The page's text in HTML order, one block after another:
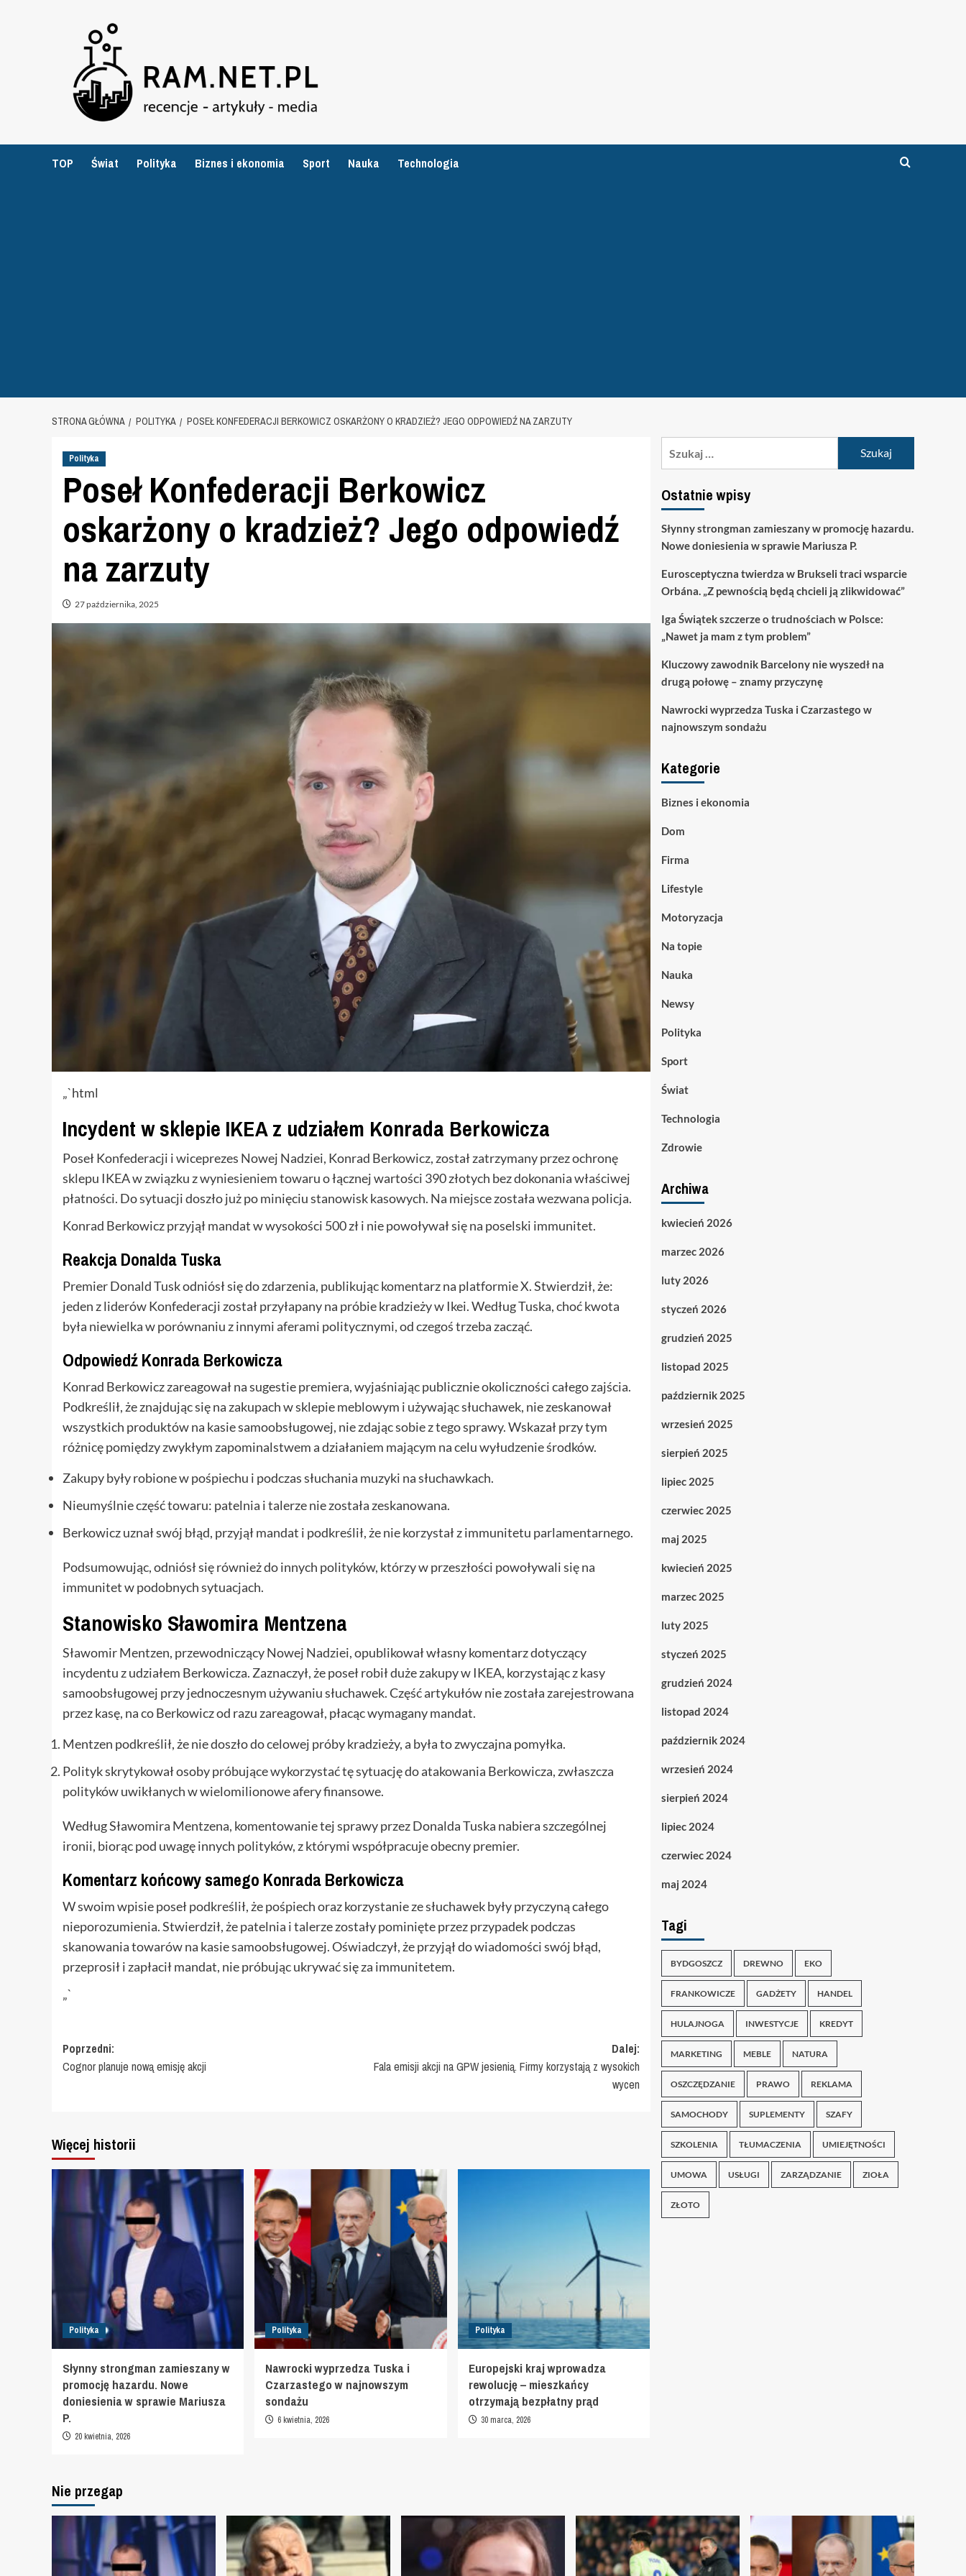
TOP Świat Polityka Biznes i ekonomia Sport Nauka Technologia
STRONA GŁÓWNA POLITYKA POSEŁ KONFEDERACJI BERKOWICZ OSKARŻONY O KRADZIEŻ? JEGO ODPOWIEDŹ NA ZARZUTY
Polityka
Poseł Konfederacji Berkowicz
oskarżony o kradzież? Jego odpowiedź
na zarzuty
27 października, 2025
„`html
Incydent w sklepie IKEA z udziałem Konrada Berkowicza
Poseł Konfederacji i wiceprezes Nowej Nadziei, Konrad Berkowicz, został zatrzymany przez ochronę
sklepu IKEA w związku z wyniesieniem towaru o łącznej wartości 390 złotych bez dokonania właściwej
płatności. Do sytuacji doszło już po minięciu stanowisk kasowych. Na miejsce została wezwana policja.
Konrad Berkowicz przyjął mandat w wysokości 500 zł i nie powoływał się na poselski immunitet.
Reakcja Donalda Tuska
Premier Donald Tusk odniósł się do zdarzenia, publikując komentarz na platformie X. Stwierdził, że:
jeden z liderów Konfederacji został przyłapany na próbie kradzieży w Ikei. Według Tuska, choć kwota
była niewielka w porównaniu z innymi aferami politycznymi, od czegoś trzeba zacząć.
Odpowiedź Konrada Berkowicza
Konrad Berkowicz zareagował na sugestie premiera, wyjaśniając publicznie okoliczności całego zajścia.
Podkreślił, że znajdując się na zakupach w sklepie meblowym i używając słuchawek, nie zeskanował
wszystkich produktów na kasie samoobsługowej, nie zdając sobie z tego sprawy. Wskazał przy tym
różnicę pomiędzy zwykłym zapominalstwem a działaniem mającym na celu wyłudzenie środków.
Zakupy były robione w pośpiechu i podczas słuchania muzyki na słuchawkach.
Nieumyślnie część towaru: patelnia i talerze nie została zeskanowana.
Berkowicz uznał swój błąd, przyjął mandat i podkreślił, że nie korzystał z immunitetu parlamentarnego.
Podsumowując, odniósł się również do innych polityków, którzy w przeszłości powoływali się na
immunitet w podobnych sytuacjach.
Stanowisko Sławomira Mentzena
Sławomir Mentzen, przewodniczący Nowej Nadziei, opublikował własny komentarz dotyczący
incydentu z udziałem Berkowicza. Zaznaczył, że poseł robił duże zakupy w IKEA, korzystając z kasy
samoobsługowej przy jednoczesnym używaniu słuchawek. Część artykułów nie została zarejestrowana
przez kasę, na co Berkowicz od razu zareagował, płacąc wymagany mandat.
Mentzen podkreślił, że nie doszło do celowej próby kradzieży, a była to zwyczajna pomyłka.
Polityk skrytykował osoby próbujące wykorzystać tę sytuację do atakowania Berkowicza, zwłaszcza
polityków uwikłanych w wielomilionowe afery finansowe.
Według Sławomira Mentzena, komentowanie tej sprawy przez Donalda Tuska nabiera szczególnej
ironii, biorąc pod uwagę innych polityków, z którymi współpracuje obecny premier.
Komentarz końcowy samego Konrada Berkowicza
W swoim wpisie poseł podkreślił, że pośpiech oraz korzystanie ze słuchawek były przyczyną całego
nieporozumienia. Stwierdził, że patelnia i talerze zostały pominięte przez przypadek podczas
skanowania towarów na kasie samoobsługowej. Oświadczył, że przyjął do wiadomości swój błąd,
przeprosił i zapłacił mandat, nie próbując ukrywać się za immunitetem.
„`
Zobacz
wpisy
Poprzedni:
Cognor planuje nową emisję akcji
Dalej:
Fala emisji akcji na GPW jesienią. Firmy korzystają z wysokich
wycen
Więcej historii
Polityka
Słynny strongman zamieszany w
promocję hazardu. Nowe
doniesienia w sprawie Mariusza
P.
20 kwietnia, 2026
Polityka
Nawrocki wyprzedza Tuska i
Czarzastego w najnowszym
sondażu
6 kwietnia, 2026
Polityka
Europejski kraj wprowadza
rewolucję – mieszkańcy
otrzymają bezpłatny prąd
30 marca, 2026
Ostatnie wpisy
Słynny strongman zamieszany w promocję hazardu.
Nowe doniesienia w sprawie Mariusza P.
Eurosceptyczna twierdza w Brukseli traci wsparcie
Orbána. „Z pewnością będą chcieli ją zlikwidować”
Iga Świątek szczerze o trudnościach w Polsce:
„Nawet ja mam z tym problem”
Kluczowy zawodnik Barcelony nie wyszedł na
drugą połowę – znamy przyczynę
Nawrocki wyprzedza Tuska i Czarzastego w
najnowszym sondażu
Kategorie
Biznes i ekonomia
Dom
Firma
Lifestyle
Motoryzacja
Na topie
Nauka
Newsy
Polityka
Sport
Świat
Technologia
Zdrowie
Archiwa
kwiecień 2026
marzec 2026
luty 2026
styczeń 2026
grudzień 2025
listopad 2025
październik 2025
wrzesień 2025
sierpień 2025
lipiec 2025
czerwiec 2025
maj 2025
kwiecień 2025
marzec 2025
luty 2025
styczeń 2025
grudzień 2024
listopad 2024
październik 2024
wrzesień 2024
sierpień 2024
lipiec 2024
czerwiec 2024
maj 2024
Tagi
BYDGOSZCZ DREWNO EKO
FRANKOWICZE GADŻETY HANDEL
HULAJNOGA INWESTYCJE KREDYT
MARKETING MEBLE NATURA
OSZCZĘDZANIE PRAWO REKLAMA
SAMOCHODY SUPLEMENTY SZAFY
SZKOLENIA TŁUMACZENIA UMIEJĘTNOŚCI
UMOWA USŁUGI ZARZĄDZANIE ZIOŁA
ZŁOTO
Nie przegap